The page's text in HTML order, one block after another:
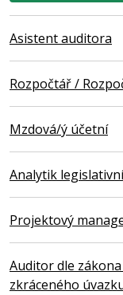
Asistent auditora
Rozpočtář /
Mzdová/ý účetní
Analytik
Projektový
Auditor dle
zkráceného